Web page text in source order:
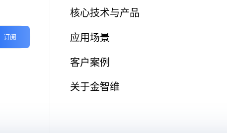
核心技术与产品
应用场景
客户案例
关于金智维